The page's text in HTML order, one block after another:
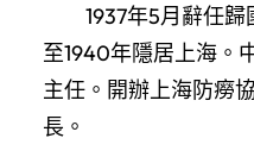
1937年5月辭任
至1940年隱居上海。
主任。開辦上海防癆
長。